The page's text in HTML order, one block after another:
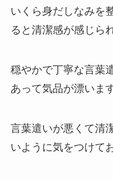
いくら身だしなみを
ると清潔感が感じら
穏やかで丁寧な言葉
あって気品が漂います
言葉遣いが悪くて清
いように気をつけて